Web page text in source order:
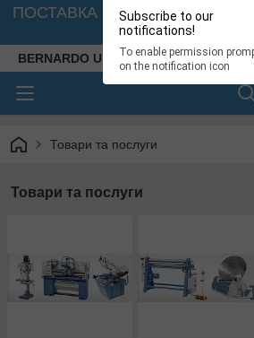
Subscribe to our
notifications!
To enable permission
on the notification icon
ПОСТАВКА ВЕРСТАТІВ З
🚛
BERNARDO UKRAINE
Товари та послуги
Товари та послуги